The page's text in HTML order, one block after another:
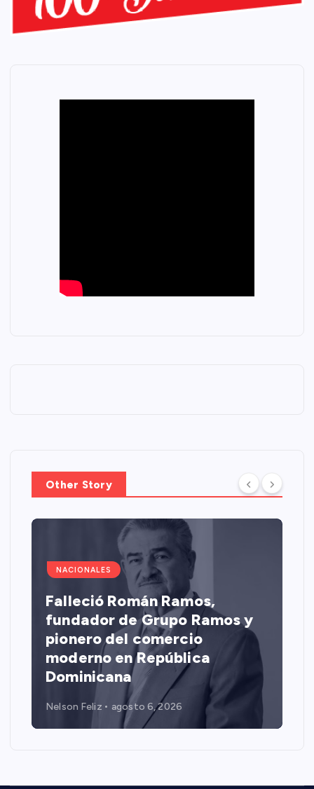
Other Story
NACIONALES
Falleció Román Ramos,
fundador de Grupo Ramos y
pionero del comercio
moderno en República
Dominicana
Nelson Feliz agosto 6, 2026